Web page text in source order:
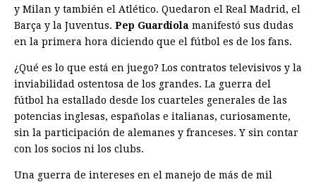
y Milan y también el Atlético. Quedaron el Real Madrid, el
Barça y la Juventus. Pep Guardiola manifestó sus dudas
en la primera hora diciendo que el fútbol es de los fans.
¿Qué es lo que está en juego? Los contratos televisivos y la
inviabilidad ostentosa de los grandes. La guerra del
fútbol ha estallado desde los cuarteles generales de las
potencias inglesas, españolas e italianas, curiosamente,
sin la participación de alemanes y franceses. Y sin contar
con los socios ni los clubs.
Una guerra de intereses en el manejo de más de mil